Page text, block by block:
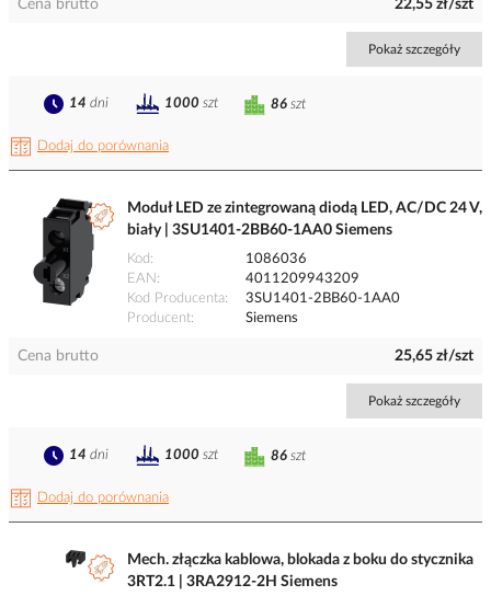
Cena brutto 22,55 zł/szt
Pokaż szczegóły
Dodaj do porównania
86 szt
14 dni 1000 szt
Moduł LED ze zintegrowaną diodą LED, AC/DC 24 V,
biały | 3SU1401-2BB60-1AA0 Siemens
Kod
1086036
EAN
4011209943209
Kod Producenta
3SU1401-2BB60-1AA0
Producent
Siemens
Cena brutto 25,65 zł/szt
Pokaż szczegóły
Dodaj do porównania
86 szt
14 dni 1000 szt
Mech. złączka kablowa, blokada z boku do stycznika
3RT2.1 | 3RA2912-2H Siemens